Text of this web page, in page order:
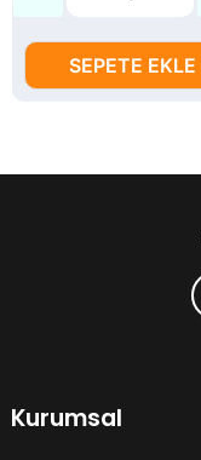
SEPETE EKLE
Kurumsal